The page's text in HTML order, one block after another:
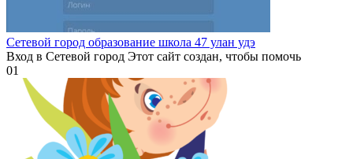
Сетевой город образование школа 47 улан удэ
Вход в Сетевой город Этот сайт создан, чтобы помочь
01